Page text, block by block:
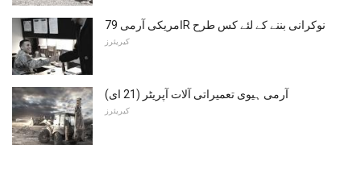
امریکی آرمی 79R نوکرانی بننے کے لئے کس طرح
کیریئرز
آرمی ہیوی تعمیراتی آلات آپریٹر (21 ای)
کیریئرز